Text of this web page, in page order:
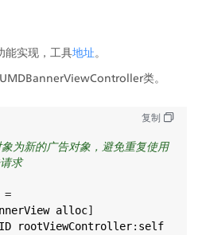
能实现，工具地址。
类。
复制
为新的广告对象，避免重复使用
求
=
alloc
rootViewController: self